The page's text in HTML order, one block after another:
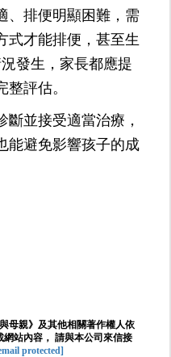
、排便明顯困難，需
式才能排便，甚至生
發生，家長都應提
評估。
斷並接受適當治療，
能避免影響孩子的成
母親》及其他相關著作權人依
站內容， 請與本公司來信接
protected]